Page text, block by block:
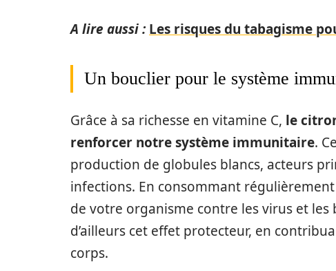
A lire aussi : Les risques du tabagisme
Un bouclier pour le système
Grâce à sa richesse en vitamine C, le
renforcer notre système immunitaire.
production de globules blancs, acteurs
infections. En consommant
de votre organisme contre les virus et les
d’ailleurs cet effet protecteur, en
corps.